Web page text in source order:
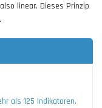
linear. Dieses Prinzip
als 125 Indikatoren.